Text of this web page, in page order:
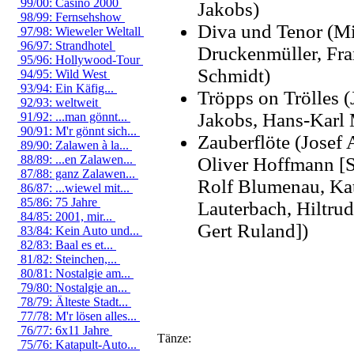
99/00: Casino 2000
98/99: Fernsehshow
97/98: Wieweler Weltall
96/97: Strandhotel
95/96: Hollywood-Tour
94/95: Wild West
93/94: Ein Käfig...
92/93: weltweit
91/92: ...man gönnt...
90/91: M'r gönnt sich...
89/90: Zalawen à la...
88/89: ...en Zalawen...
87/88: ganz Zalawen...
86/87: ...wiewel mit...
85/86: 75 Jahre
84/85: 2001, mir...
83/84: Kein Auto und...
82/83: Baal es et...
81/82: Steinchen,...
80/81: Nostalgie am...
79/80: Nostalgie an...
78/79: Älteste Stadt...
77/78: M'r lösen alles...
76/77: 6x11 Jahre
75/76: Katapult-Auto...
Jakobs)
Diva und Tenor
Druckenmüller,
Schmidt)
Tröpps on Trölles
Jakobs, Hans-Karl
Zauberflöte (Josef
Oliver Hoffmann
Rolf Blumenau,
Lauterbach,
Gert Ruland])
Tänze: